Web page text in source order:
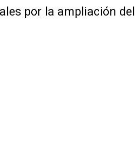
por la ampliación del